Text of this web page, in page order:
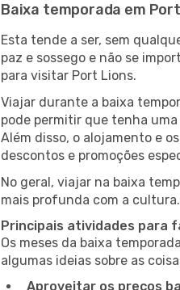
Baixa temporada em
Esta tende a ser, sem
paz e sossego e não se
para visitar Port Lions.
Viajar durante a baixa
pode permitir que tenha
Além disso, o alojamento e
descontos e promoções
No geral, viajar na baixa
mais profunda com a cultura.
Principais atividades para
Os meses da baixa
algumas ideias sobre as
Aproveitar os preços